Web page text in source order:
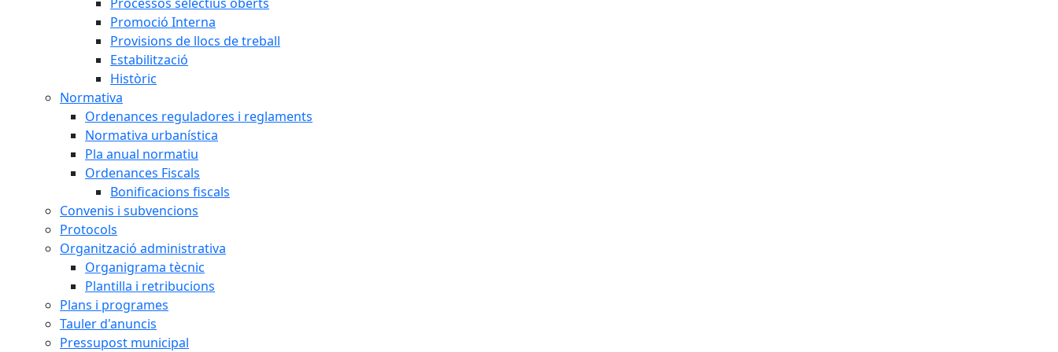
Promoció Interna
Provisions de llocs de treball
Estabilització
Històric
Normativa
Ordenances reguladores i reglaments
Normativa urbanística
Pla anual normatiu
Ordenances Fiscals
Bonificacions fiscals
Convenis i subvencions
Protocols
Organització administrativa
Organigrama tècnic
Plantilla i retribucions
Plans i programes
Tauler d'anuncis
Pressupost municipal